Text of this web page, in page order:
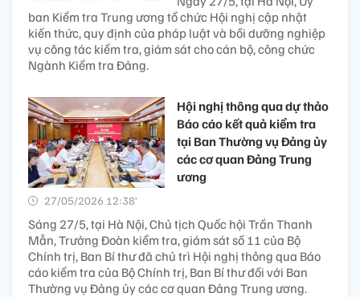
ban Kiểm tra Trung ương tổ chức Hội nghị cập nhật
kiến thức, quy định của pháp luật và bồi dưỡng nghiệp
vụ công tác kiểm tra, giám sát cho cán bộ, công chức
Ngành Kiểm tra Đảng.
Hội nghị thông qua dự thảo
Báo cáo kết quả kiểm tra
tại Ban Thường vụ Đảng ủy
các cơ quan Đảng Trung
ương
27/05/2026 12:38’
Sáng 27/5, tại Hà Nội, Chủ tịch Quốc hội Trần Thanh
Mẫn, Trưởng Đoàn kiểm tra, giám sát số 11 của Bộ
Chính trị, Ban Bí thư đã chủ trì Hội nghị thông qua Báo
cáo kiểm tra của Bộ Chính trị, Ban Bí thư đối với Ban
Thường vụ Đảng ủy các cơ quan Đảng Trung ương.